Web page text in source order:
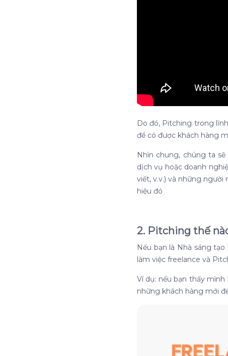
Do đó, Pitching trong
để có được khách hàng
Nhìn chung, chúng ta
dịch vụ hoặc doanh
viết, v.v.) và những
hiệu đó
2. Pitching thế
Nếu bạn là Nhà sáng
làm việc freelance và
Ví dụ: nếu bạn thấy
những khách hàng mới